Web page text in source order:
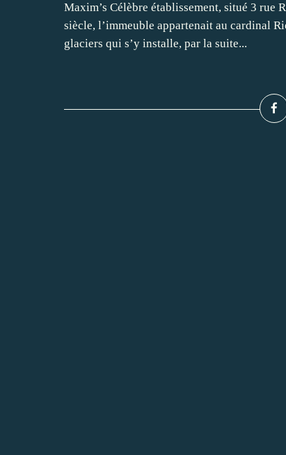
Maxim’s Célèbre établissement, situé 3 rue
siècle, l’immeuble appartenait au cardinal
glaciers qui s’y installe, par la suite...